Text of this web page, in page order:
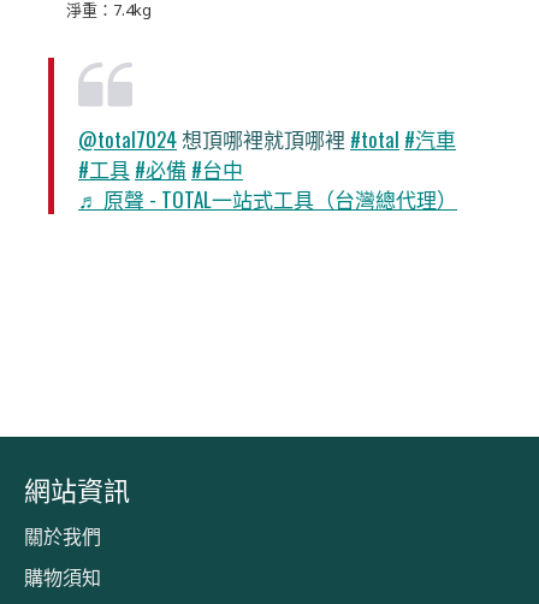
淨重：7.4kg
@total7024想頂哪裡就頂哪裡 #total #汽車
#工具 #必備 #台中
♬ 原聲 - TOTAL一站式工具（台灣總代理）
網站資訊
關於我們
購物須知